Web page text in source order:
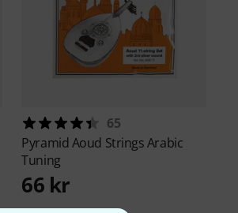
65
PyramidAoud Strings Arabic
Tuning
66 kr